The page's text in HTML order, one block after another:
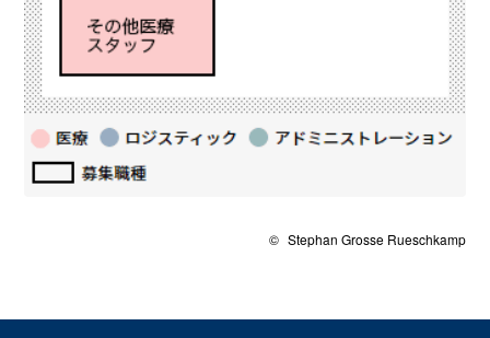
© Stephan Grosse Rueschkamp